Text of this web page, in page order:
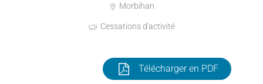
Morbihan
Cessations d'activité
Télécharger en PDF